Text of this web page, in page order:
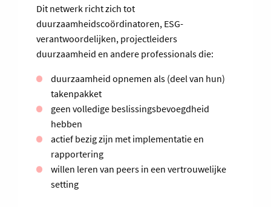
Dit netwerk richt zich tot
duurzaamheidscoördinatoren, ESG-
verantwoordelijken, projectleiders
duurzaamheid en andere professionals die:
duurzaamheid opnemen als (deel van hun)
takenpakket
geen volledige beslissingsbevoegdheid
hebben
actief bezig zijn met implementatie en
rapportering
willen leren van peers in een vertrouwelijke
setting